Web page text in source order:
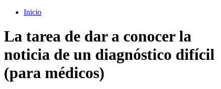
Inicio
La tarea de dar a conocer la
noticia de un diagnóstico difícil
(para médicos)